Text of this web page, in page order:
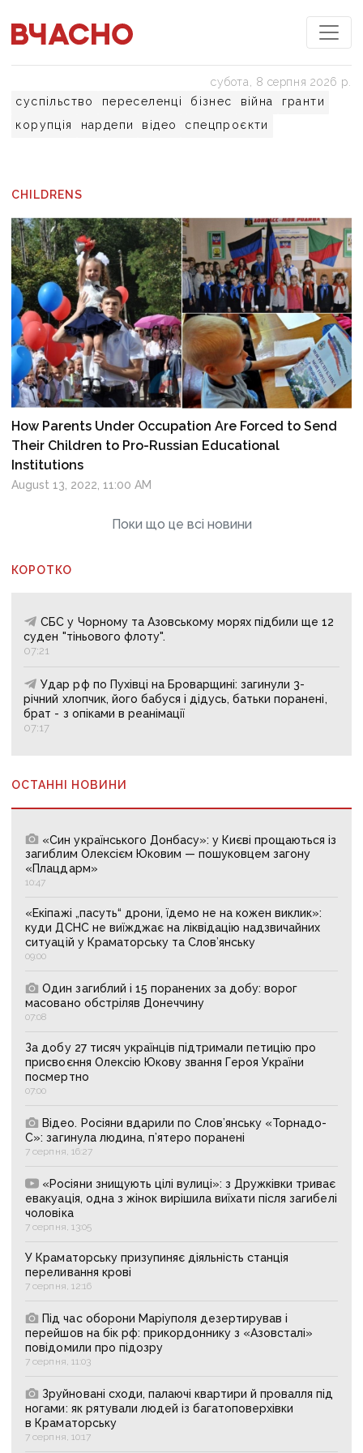
суспільство переселенці бізнес війна
гранти
корупція
нардепи відео спецпроєкти
субота, 8 серпня 2026 р.
CHILDRENS
How Parents Under Occupation Are Forced to Send
Their Children to Pro-Russian Educational
Institutions
August 13, 2022, 11:00 AM
Поки що це всі новини
КОРОТКО
СБС у Чорному та Азовському морях підбили ще 12
суден "тіньового флоту".
07:21
Удар рф по Пухівці на Броварщині: загинули 3-
річний хлопчик, його бабуся і дідусь, батьки поранені,
брат - з опіками в реанімації
07:17
ОСТАННІ НОВИНИ
«Син українського Донбасу»: у Києві прощаються із
загиблим Олексієм Юковим — пошуковцем загону
«Плацдарм»
10:47
«Екіпажі „пасуть“ дрони, їдемо не на кожен виклик»:
куди ДСНС не виїжджає на ліквідацію надзвичайних
ситуацій у Краматорську та Слов’янську
09:00
Один загиблий і 15 поранених за добу: ворог
масовано обстріляв Донеччину
07:08
За добу 27 тисяч українців підтримали петицію про
присвоєння Олексію Юкову звання Героя України
посмертно
07:00
Відео. Росіяни вдарили по Слов’янську «Торнадо-
С»: загинула людина, п’ятеро поранені
7 серпня, 16:27
«Росіяни знищують цілі вулиці»: з Дружківки триває
евакуація, одна з жінок вирішила виїхати після загибелі
чоловіка
7 серпня, 13:05
У Краматорську призупиняє діяльність станція
переливання крові
7 серпня, 12:16
Під час оборони Маріуполя дезертирував і
перейшов на бік рф: прикордоннику з «Азовсталі»
повідомили про підозру
7 серпня, 11:03
Зруйновані сходи, палаючі квартири й провалля під
ногами: як рятували людей із багатоповерхівки
в Краматорську
7 серпня, 10:17